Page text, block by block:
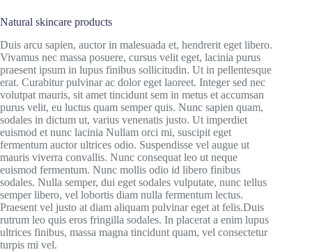
Natural skincare products
Duis arcu sapien, auctor in malesuada et, hendrerit eget libero.
Vivamus nec massa posuere, cursus velit eget, lacinia purus
praesent ipsum in lupus finibus sollicitudin. Ut in pellentesque
erat. Curabitur pulvinar ac dolor eget laoreet. Integer sed nec
volutpat mauris, sit amet tincidunt sem in metus et accumsan
purus velit, eu luctus quam semper quis. Nunc sapien quam,
sodales in dictum ut, varius venenatis justo. Ut imperdiet
euismod et nunc lacinia Nullam orci mi, suscipit eget
fermentum auctor ultrices odio. Suspendisse vel augue ut
mauris viverra convallis. Nunc consequat leo ut neque
euismod fermentum. Nunc mollis odio id libero finibus
sodales. Nulla semper, dui eget sodales vulputate, nunc tellus
semper libero, vel lobortis diam nulla fermentum lectus.
Praesent vel justo at diam aliquam pulvinar eget at felis.Duis
rutrum leo quis eros fringilla sodales. In placerat a enim lupus
ultrices finibus, massa magna tincidunt quam, vel consectetur
turpis mi vel.